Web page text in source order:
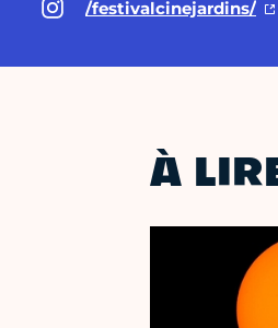
/festivalcinejardins/
À